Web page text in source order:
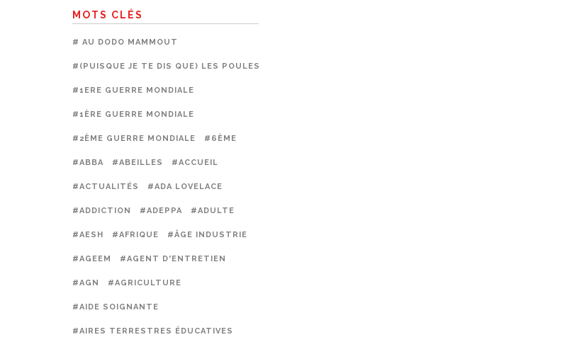
MOTS CLÉS
# AU DODO MAMMOUT
#(PUISQUE JE TE DIS QUE) LES POULES PRÉFÈRENT LES CAGES
#1ERE GUERRE MONDIALE
#1ÈRE GUERRE MONDIALE
#2ÈME GUERRE MONDIALE #6ÈME
#ABBA #ABEILLES #ACCUEIL
#ACTUALITÉS #ADA LOVELACE
#ADDICTION #ADEPPA #ADULTE
#AESH #AFRIQUE #ÂGE INDUSTRIE
#AGEEM #AGENT D'ENTRETIEN
#AGN #AGRICULTURE
#AIDE SOIGNANTE
#AIRES TERRESTRES ÉDUCATIVES